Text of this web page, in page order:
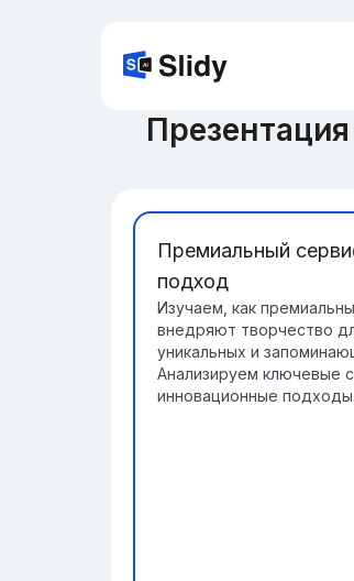
Премиальный
подход
Изучаем, как
внедряют творчество
уникальных и
Анализируем ключевые
инновационные подходы.